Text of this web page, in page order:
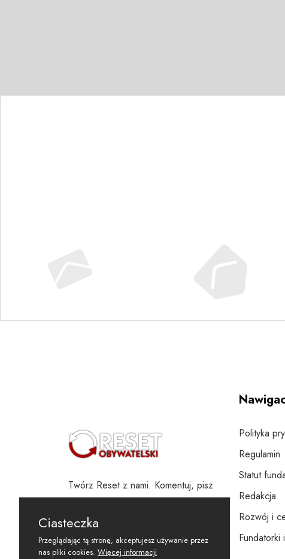
Twórz Reset z nami. Komentuj, pisz
i wspieraj
Polityka
Regulamin
Statut
Redakcja
Rozwój i
Fundatorki
Ciasteczka
Przeglądając tą stronę, akceptujesz używanie przez
nas pliki cookies. Więcej informacji